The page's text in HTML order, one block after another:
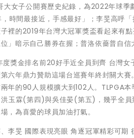
女子公開賽歷史紀錄，為2022年球
，時間最接近，手感最好」；李旻高呼
裡的2019年台灣大冠軍獎盃看起來有
」暗示自己勝券在握；普洛依薔普自
獎金排名前20好手近全員到齊 台灣
六年鼎力贊助這場台巡賽年終封關大
年的90人規模擴大到102人。TLPGA
玉霖(第四)與吳佳晏(第五)，幾乎全
，為喜愛的球員加油打氣。
李旻 國際表現亮眼 角逐冠軍精彩可